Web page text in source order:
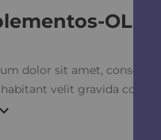
OLD
dolor sit amet,
velit gravida
expand_more